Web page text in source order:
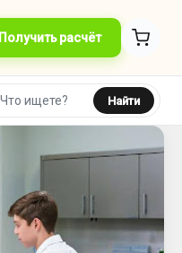
Получить расчёт
Найти